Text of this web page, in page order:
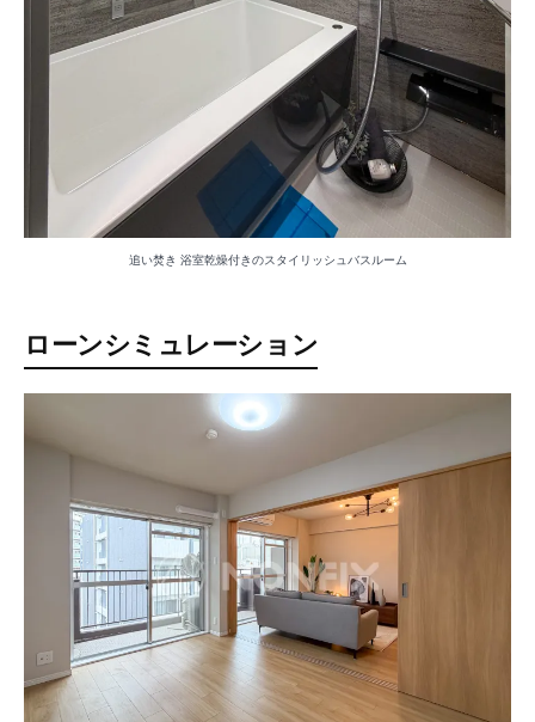
追い焚き 浴室乾燥付きのスタイリッシュバスルーム
ローンシミュレーション